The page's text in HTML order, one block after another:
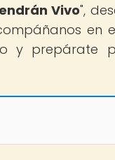
Vivo",
en
y prepárate